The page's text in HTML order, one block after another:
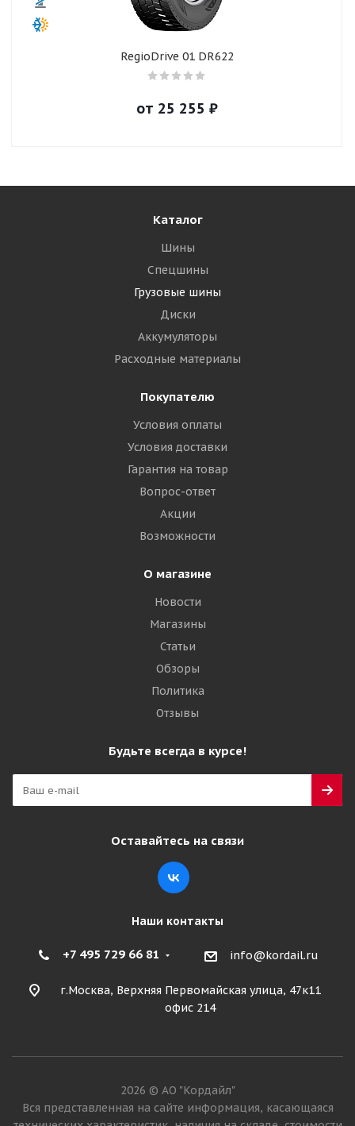
RegioDrive 01 DR622
от 25 255 ₽
Каталог
Шины
Спецшины
Грузовые шины
Диски
Аккумуляторы
Расходные материалы
Покупателю
Условия оплаты
Условия доставки
Гарантия на товар
Вопрос-ответ
Акции
Возможности
О магазине
Новости
Магазины
Статьи
Обзоры
Политика
Отзывы
Будьте всегда в курсе!
Оставайтесь на связи
Наши контакты
+7 495 729 66 81 info@kordail.ru
г.Москва, Верхняя Первомайская улица, 47к11
офис 214
2026 © АО "Кордайл"
Вся представленная на сайте информация, касающаяся